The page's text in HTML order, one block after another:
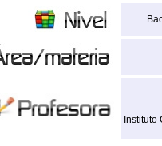
Instituto